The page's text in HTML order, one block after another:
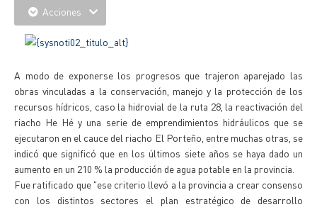
Acciones
A modo de exponerse los progresos que trajeron aparejado las
obras vinculadas a la conservación, manejo y la protección de los
recursos hídricos, caso la hidrovial de la ruta 28, la reactivación del
riacho He Hé y una serie de emprendimientos hidráulicos que se
ejecutaron en el cauce del riacho El Porteño, entre muchas otras, se
indicó que significó que en los últimos siete años se haya dado un
aumento en un 210 % la producción de agua potable en la provincia.
Fue ratificado que "ese criterio llevó a la provincia a crear consenso
con los distintos sectores el plan estratégico de desarrollo